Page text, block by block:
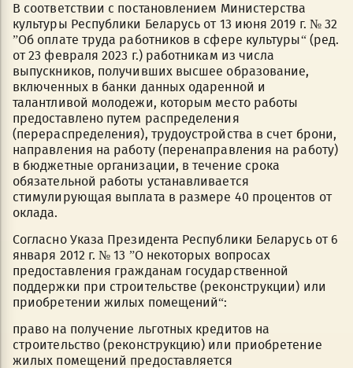
В соответствии с постановлением Министерства
культуры Республики Беларусь от 13 июня 2019 г. № 32
”Об оплате труда работников в сфере культуры“ (ред.
от 23 февраля 2023 г.) работникам из числа
выпускников, получивших высшее образование,
включенных в банки данных одаренной и
талантливой молодежи, которым место работы
предоставлено путем распределения
(перераспределения), трудоустройства в счет брони,
направления на работу (перенаправления на работу)
в бюджетные организации, в течение срока
обязательной работы устанавливается
стимулирующая выплата в размере 40 процентов от
оклада.
Согласно Указа Президента Республики Беларусь от 6
января 2012 г. № 13 ”О некоторых вопросах
предоставления гражданам государственной
поддержки при строительстве (реконструкции) или
приобретении жилых помещений“:
право на получение льготных кредитов на
строительство (реконструкцию) или приобретение
жилых помещений предоставляется